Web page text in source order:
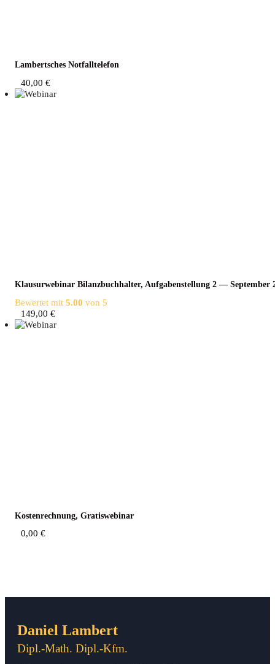
Lam­bert­sches Notfalltelefon
40,00 €
Klau­sur­web­i­nar Bilanz­buch­hal­ter, Auf­ga­ben­stel­lung 2 — Sep­tem­ber
Bewertet mit 5.00 von 5
149,00 €
Kos­ten­rech­nung, Gratiswebinar
0,00 €
Daniel Lambert
Dipl.-Math. Dipl.-Kfm.